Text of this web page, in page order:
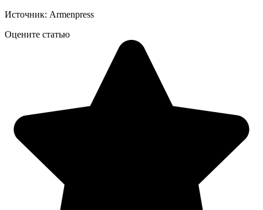
Источник: Armenpress
Оцените статью